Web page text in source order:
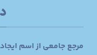
مرجع جامعی از اسم